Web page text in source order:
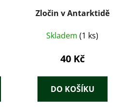
Zločin v Antarktidě
Skladem (1 ks)
40 Kč
DO KOŠÍKU